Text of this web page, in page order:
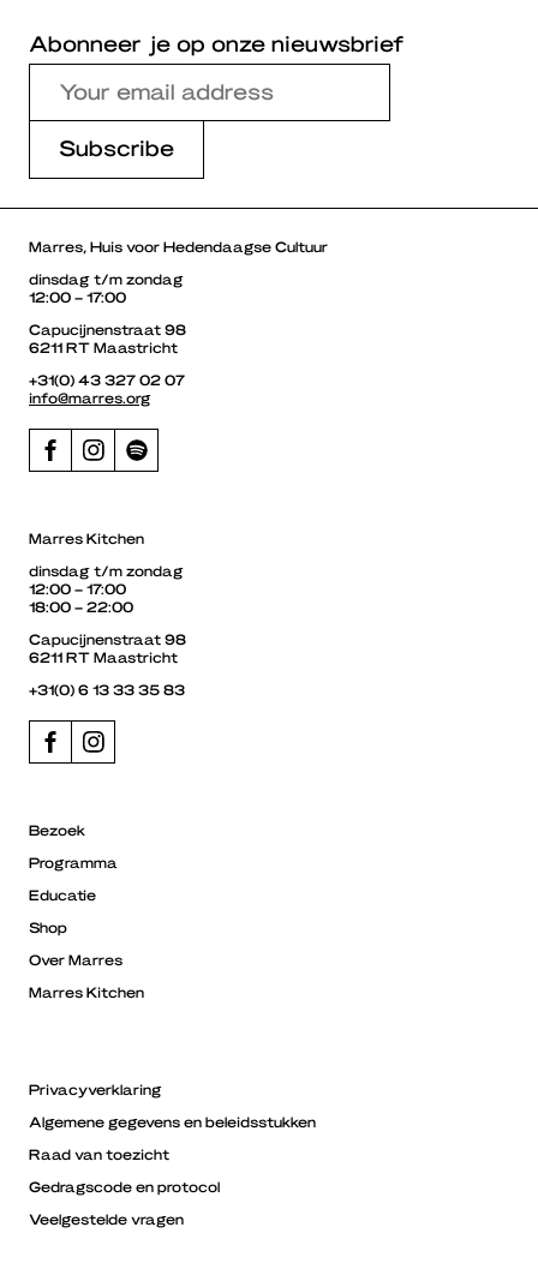
Abonneer je op onze nieuwsbrief
Marres, Huis voor Hedendaagse Cultuur
dinsdag t/m zondag
12:00 – 17:00
Capucijnenstraat 98
6211 RT Maastricht
+31(0) 43 327 02 07
info@marres.org
Marres Kitchen
dinsdag t/m zondag
12:00 – 17:00
18:00 – 22:00
Capucijnenstraat 98
6211 RT Maastricht
+31(0) 6 13 33 35 83
Bezoek
Programma
Educatie
Shop
Over Marres
Marres Kitchen
Privacyverklaring
Algemene gegevens en beleidsstukken
Raad van toezicht
Gedragscode en protocol
Veelgestelde vragen